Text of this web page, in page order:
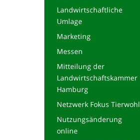
Landwirtschaftliche
Umlage
Marketing
Messen
Mitteilung der
Landwirtschaftskammer
Hamburg
Netzwerk Fokus Tierwohl
Nutzungsänderung
online